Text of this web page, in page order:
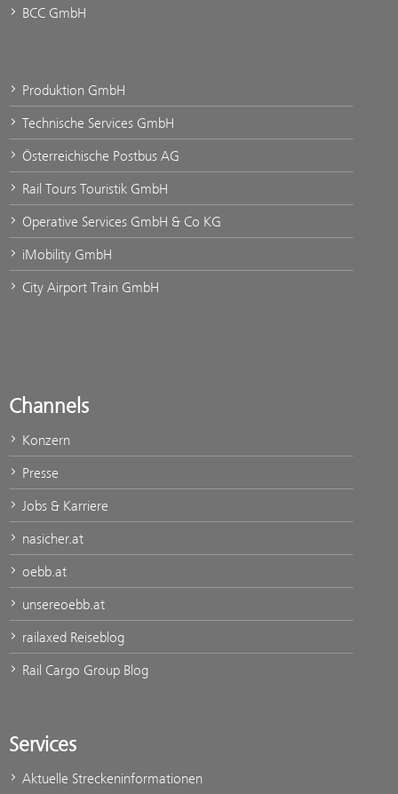
BCC GmbH
Produktion GmbH
Technische Services GmbH
Österreichische Postbus AG
Rail Tours Touristik GmbH
Operative Services GmbH & Co KG
iMobility GmbH
City Airport Train GmbH
Channels
Konzern
Presse
Jobs & Karriere
nasicher.at
oebb.at
unsereoebb.at
railaxed Reiseblog
Rail Cargo Group Blog
Services
Aktuelle Streckeninformationen